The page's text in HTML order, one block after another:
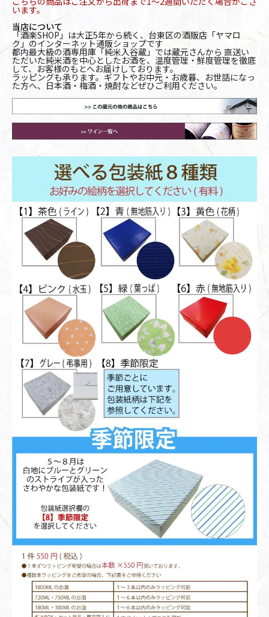
います。
当店について
「酒楽SHOP」は大正5年から続く、台東区の酒販店「ヤマロ
ク」のインターネット通販ショップです
都内最大級の酒専用庫「純米入谷蔵」では蔵元さんから 直送い
ただいた純米酒を中心としたお酒を、温度管理・鮮度管理を徹底
して、お客様のもとへお届けしております。
ラッピングも承ります。ギフトやお中元・お歳暮、お世話になっ
た方へ、日本酒・梅酒・焼酎などぜひご利用ください。